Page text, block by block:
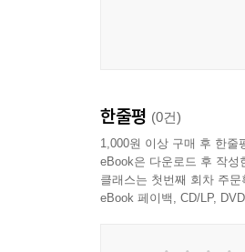
한줄평 (0건)
1,000원 이상 구매 후 한줄
eBook은 다운로드 후 작
클래스는 첫번째 회차 주
eBook 페이백, CD/LP,